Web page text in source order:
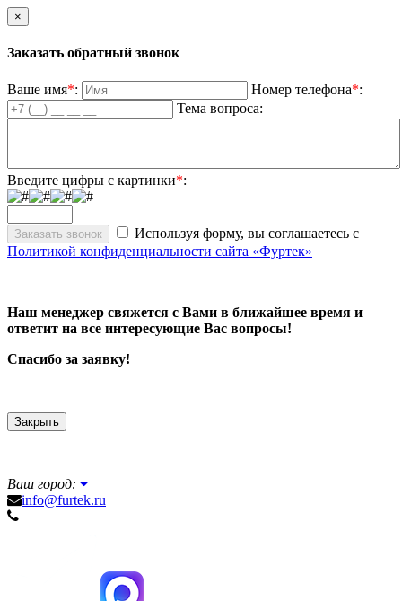
×
Заказать обратный звонок
Ваше имя*: Номер телефона*:
Тема вопроса:
Введите цифры с картинки*:
Используя форму, вы соглашаетесь с
Политикой конфиденциальности сайта «Фуртек»
Наш менеджер свяжется с Вами в ближайшее время и
ответит на все интересующие Вас вопросы!
Спасибо за заявку!
Закрыть
Ваш город:
info@furtek.ru